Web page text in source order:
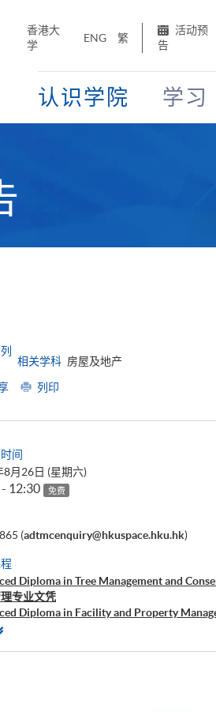
香港大
学
ENG 繁
活动预
告
认识学院 学习
相关学科 房屋及地产
列印
间
8月26日 (星期六)
12:30 免费
(adtmcenquiry@hkuspace.hku.hk)
Diploma in Tree Management and
专业文凭
Diploma in Facility and Property
in Property Management